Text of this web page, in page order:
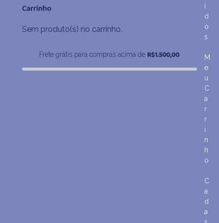
Carrinho
Sem produto(s) no carrinho.
Frete grátis para compras acima de R$1.500,00
i
d
o
s
M
e
u
C
a
r
r
i
n
h
o
C
a
d
a